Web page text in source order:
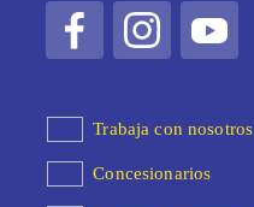
Trabaja con nosotros
Concesionarios